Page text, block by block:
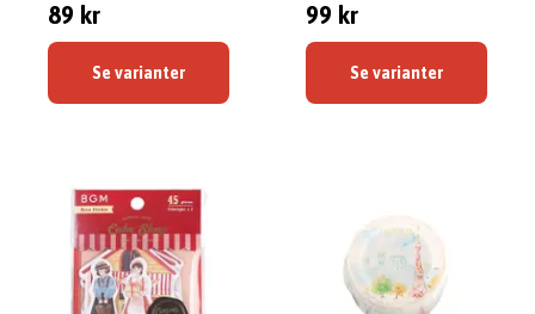
89 kr
Se varianter
99 kr
Se varianter